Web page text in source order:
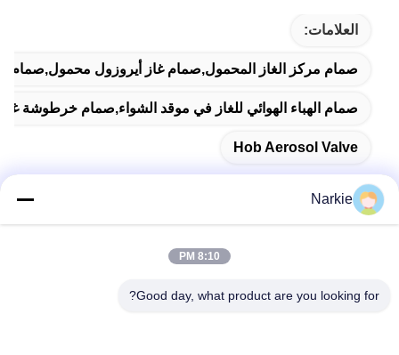
العلامات:
صمام مركز الغاز المحمول,صمام غاز أيروزول محمول,صمام
صمام الهباء الهوائي للغاز في موقد الشواء,صمام خرطوشة
Hob Aerosol Valve
عنوان
Narkie
8:10 PM
Good day, what product are you looking for?